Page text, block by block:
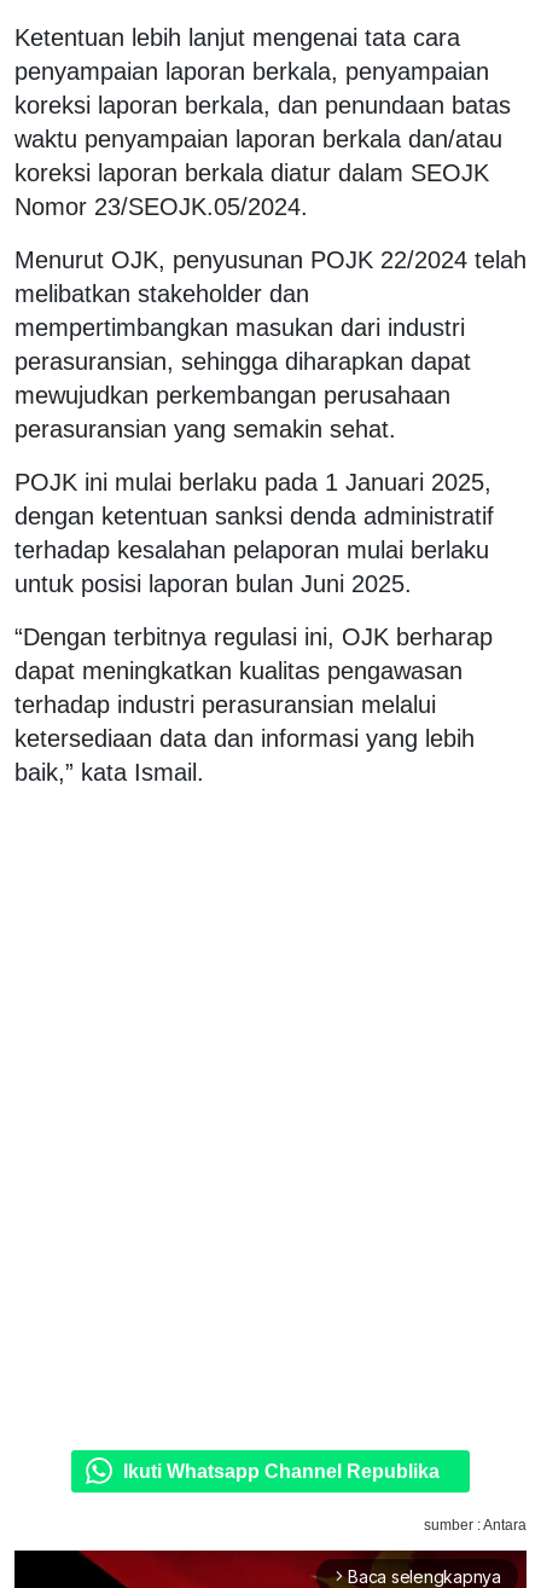
Ketentuan lebih lanjut mengenai tata cara
penyampaian laporan berkala, penyampaian
koreksi laporan berkala, dan penundaan batas
waktu penyampaian laporan berkala dan/atau
koreksi laporan berkala diatur dalam SEOJK
Nomor 23/SEOJK.05/2024.
Menurut OJK, penyusunan POJK 22/2024 telah
melibatkan stakeholder dan
mempertimbangkan masukan dari industri
perasuransian, sehingga diharapkan dapat
mewujudkan perkembangan perusahaan
perasuransian yang semakin sehat.
POJK ini mulai berlaku pada 1 Januari 2025,
dengan ketentuan sanksi denda administratif
terhadap kesalahan pelaporan mulai berlaku
untuk posisi laporan bulan Juni 2025.
“Dengan terbitnya regulasi ini, OJK berharap
dapat meningkatkan kualitas pengawasan
terhadap industri perasuransian melalui
ketersediaan data dan informasi yang lebih
baik,” kata Ismail.
Ikuti Whatsapp Channel Republika
sumber : Antara
arrow_forward_ios Baca selengkapnya